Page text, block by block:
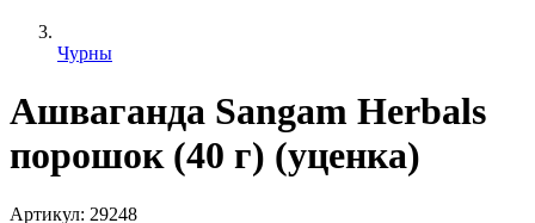
Чурны
Ашваганда Sangam Herbals
порошок (40 г) (уценка)
Артикул: 29248